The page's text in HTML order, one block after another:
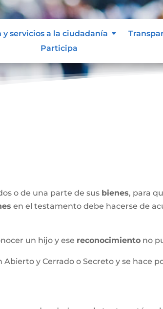
y servicios a la ciudadanía
Participa
o de una parte de sus bienes, para
en el testamento debe hacerse de
un hijo y ese reconocimiento no
y Cerrado o Secreto y se hace